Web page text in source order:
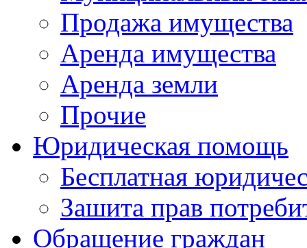
Продажа имущества
Аренда имущества
Аренда земли
Прочие
Юридическая помощь
Бесплатная
Зашита прав
Обращение граждан